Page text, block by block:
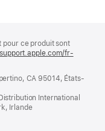
pour ce produit sont
fr-
CA 95014, États-
International
Irlande